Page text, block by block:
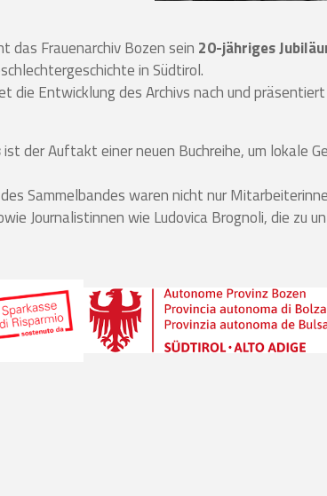
das Frauenarchiv Bozen sein 20-jähriges
in Südtirol.
die Entwicklung des Archivs nach und
ist der Auftakt einer neuen Buchreihe, um lokale
Sammelbandes waren nicht nur
Journalistinnen wie Ludovica Brognoli, die